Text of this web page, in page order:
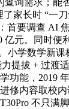
询需求；
家长时 “一
要调查 AI
元。同时
小学数学新
提拔 + 过
功能，2019
修内容取校
不只